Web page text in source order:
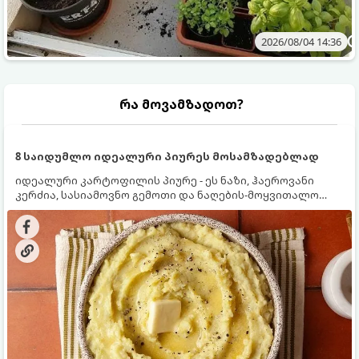
2026/08/04 14:36
რა მოვამზადოთ?
8 საიდუმლო იდეალური პიურეს მოსამზადებლად
იდეალური კარტოფილის პიურე - ეს ნაზი, ჰაეროვანი
კერძია, სასიამოვნო გემოთი და ნაღების-მოყვითალო
ფერით. მისი მომზადება ძალიან მარტივია, მაგრამ
არსებობს რამდენიმე საიდუმლო, რომლებიც უნდა
იცოდეთ, რომ პიურე იდეალურად გემრიელი გამოვიდეს.